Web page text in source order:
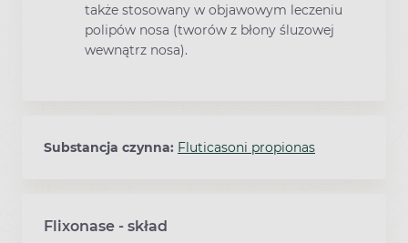
także stosowany w objawowym leczeniu
polipów nosa (tworów z błony śluzowej
wewnątrz nosa).
Substancja czynna: Fluticasoni propionas
Flixonase - skład